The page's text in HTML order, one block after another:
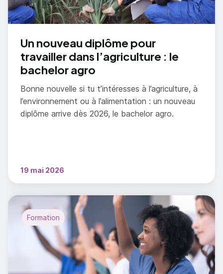
Un nouveau diplôme pour
travailler dans l’agriculture : le
bachelor agro
Bonne nouvelle si tu t’intéresses à l’agriculture, à
l’environnement ou à l’alimentation : un nouveau
diplôme arrive dès 2026, le bachelor agro.
19 mai 2026
Formation